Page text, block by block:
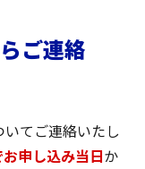
ご連絡
てご連絡いたし
申し込み当日か